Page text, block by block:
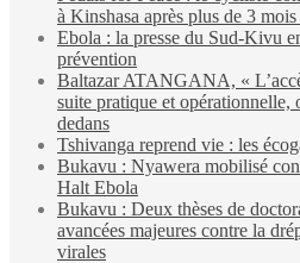
à Kinshasa après plus de 3
Ebola : la presse du Sud-Kivu
prévention
Baltazar ATANGANA, «
suite pratique et opérationnelle,
dedans
Tshivanga reprend vie : les
Bukavu : Nyawera mobilisé
Halt Ebola
Bukavu : Deux thèses de
avancées majeures contre la
virales